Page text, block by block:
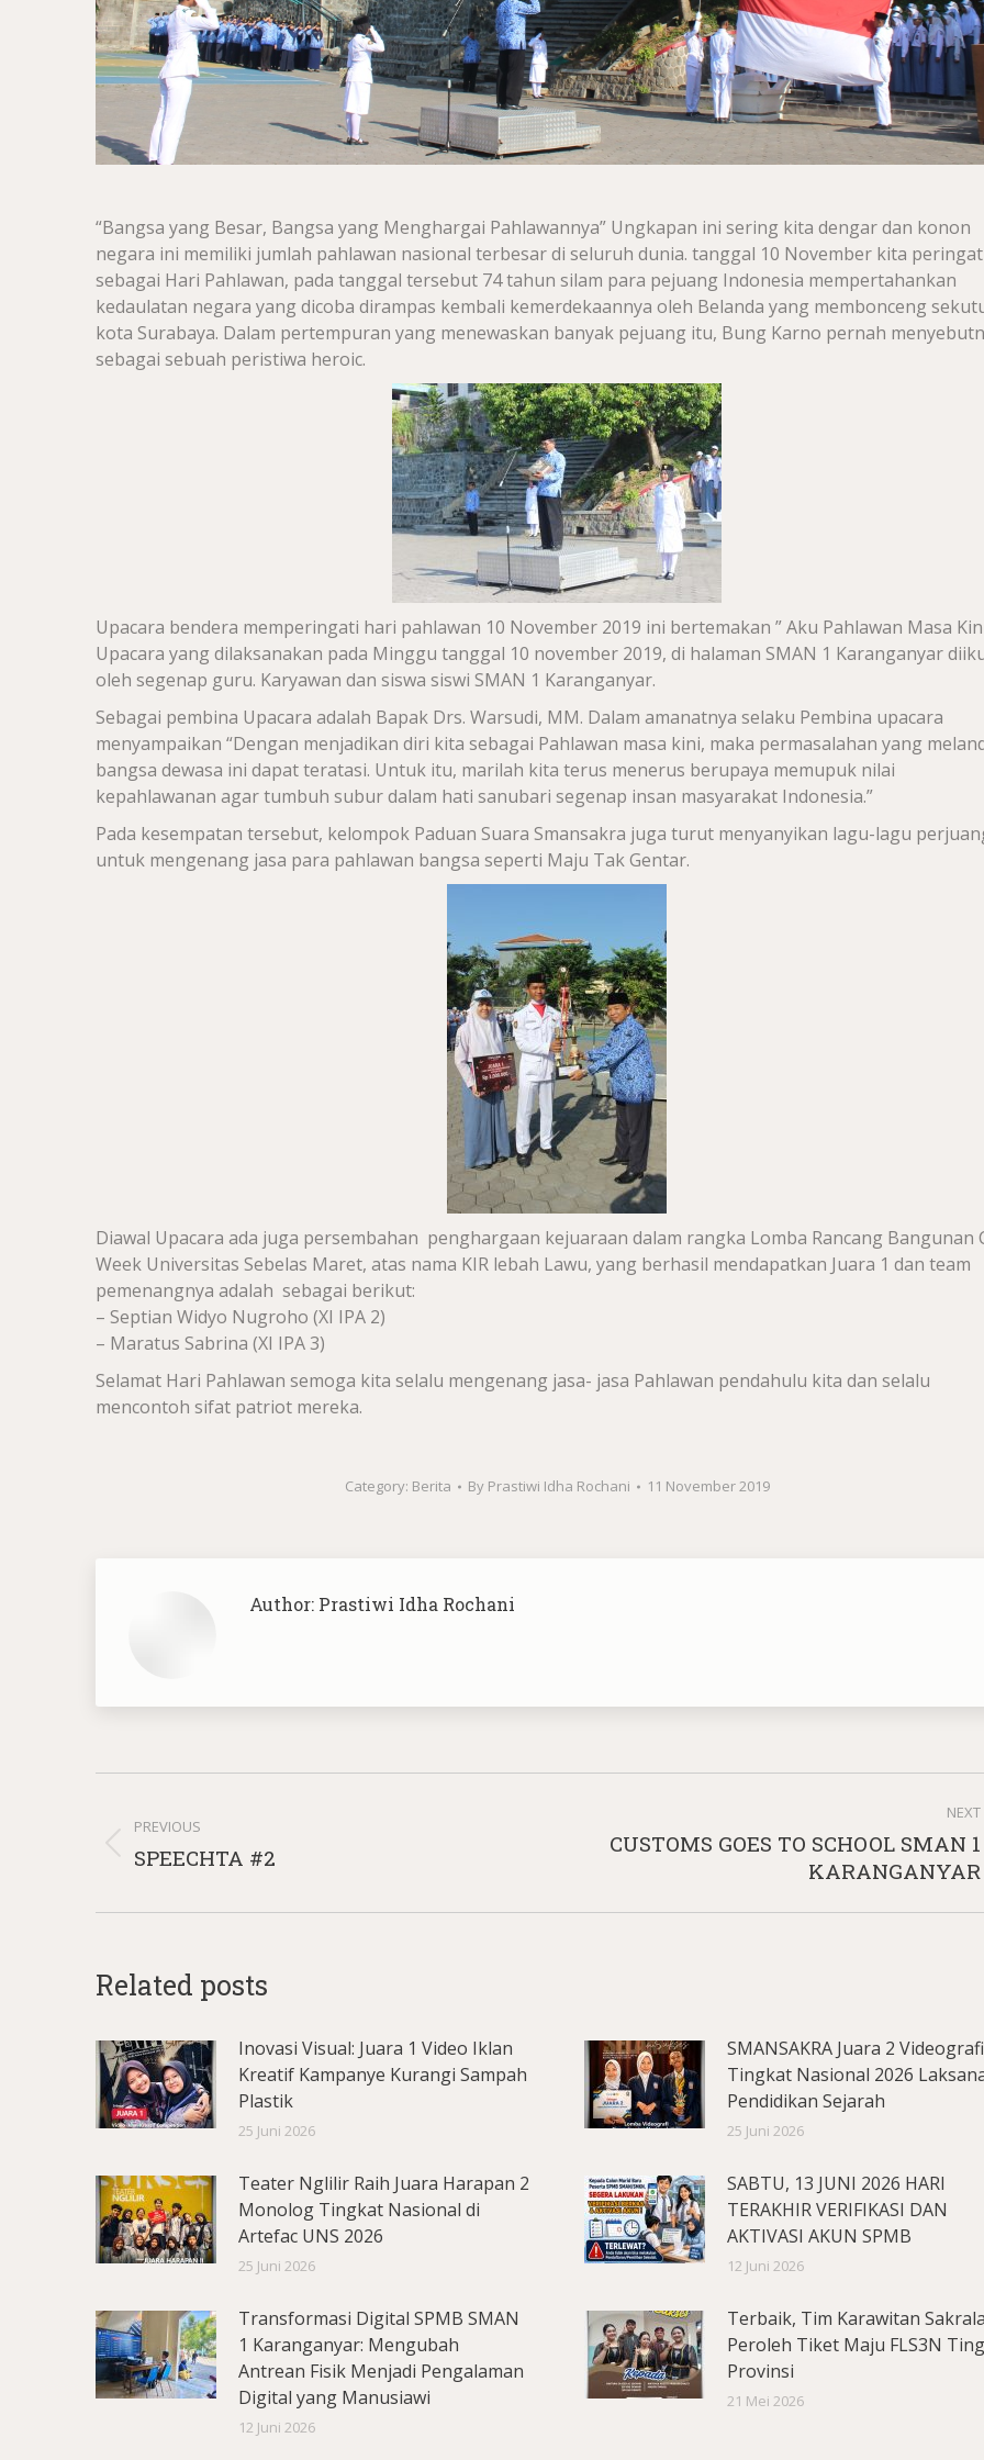
“Bangsa yang Besar, Bangsa yang Menghargai Pahlawannya” Ungkapan ini sering kita dengar dan konon
negara ini memiliki jumlah pahlawan nasional terbesar di seluruh dunia. tanggal 10 November kita
sebagai Hari Pahlawan, pada tanggal tersebut 74 tahun silam para pejuang Indonesia mempertahankan
kedaulatan negara yang dicoba dirampas kembali kemerdekaannya oleh Belanda yang membonceng
kota Surabaya. Dalam pertempuran yang menewaskan banyak pejuang itu, Bung Karno pernah
sebagai sebuah peristiwa heroic.
Upacara bendera memperingati hari pahlawan 10 November 2019 ini bertemakan ” Aku Pahlawan Masa
Upacara yang dilaksanakan pada Minggu tanggal 10 november 2019, di halaman SMAN 1 Karanganyar
oleh segenap guru. Karyawan dan siswa siswi SMAN 1 Karanganyar.
Sebagai pembina Upacara adalah Bapak Drs. Warsudi, MM. Dalam amanatnya selaku Pembina upacara
menyampaikan “Dengan menjadikan diri kita sebagai Pahlawan masa kini, maka permasalahan yang
bangsa dewasa ini dapat teratasi. Untuk itu, marilah kita terus menerus berupaya memupuk nilai
kepahlawanan agar tumbuh subur dalam hati sanubari segenap insan masyarakat Indonesia.”
Pada kesempatan tersebut, kelompok Paduan Suara Smansakra juga turut menyanyikan lagu-lagu
untuk mengenang jasa para pahlawan bangsa seperti Maju Tak Gentar.
Diawal Upacara ada juga persembahan penghargaan kejuaraan dalam rangka Lomba Rancang Bangunan
Week Universitas Sebelas Maret, atas nama KIR lebah Lawu, yang berhasil mendapatkan Juara 1 dan team
pemenangnya adalah sebagai berikut:
– Septian Widyo Nugroho (XI IPA 2)
– Maratus Sabrina (XI IPA 3)
Selamat Hari Pahlawan semoga kita selalu mengenang jasa- jasa Pahlawan pendahulu kita dan selalu
mencontoh sifat patriot mereka.
Category: Berita By Prastiwi Idha Rochani 11 November 2019
Author: Prastiwi Idha Rochani
navigation
PREVIOUS
Previous
SPEECHTA #2
NEXT
Next
CUSTOMS GOES TO SCHOOL SMAN 1
KARANGANYAR
Related posts
Inovasi Visual: Juara 1 Video Iklan
Kreatif Kampanye Kurangi Sampah
Plastik
25 Juni 2026
SMANSAKRA Juara 2 Videografi
Tingkat Nasional 2026
Pendidikan Sejarah
25 Juni 2026
Teater Nglilir Raih Juara Harapan 2
Monolog Tingkat Nasional di
Artefac UNS 2026
25 Juni 2026
SABTU, 13 JUNI 2026 HARI
TERAKHIR VERIFIKASI DAN
AKTIVASI AKUN SPMB
12 Juni 2026
Transformasi Digital SPMB SMAN
1 Karanganyar: Mengubah
Antrean Fisik Menjadi Pengalaman
Digital yang Manusiawi
12 Juni 2026
Terbaik, Tim Karawitan
Peroleh Tiket Maju FLS3N
Provinsi
21 Mei 2026